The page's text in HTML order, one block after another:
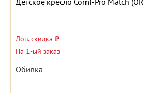
Доп. скидка ₽
На 1-ый заказ
Обивка